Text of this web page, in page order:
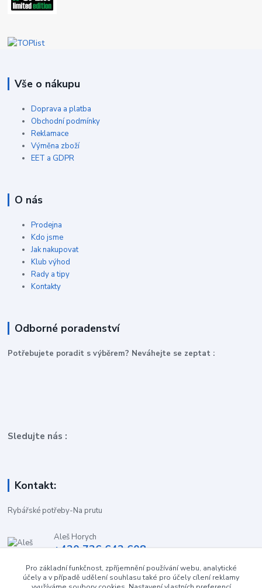
Vše o nákupu
Doprava a platba
Obchodní podmínky
Reklamace
Výměna zboží
EET a GDPR
O nás
Prodejna
Kdo jsme
Jak nakupovat
Klub výhod
Rady a tipy
Kontakty
Odborné poradenství
Potřebujete poradit s výběrem? Neváhejte se zeptat :
Sledujte nás :
Kontakt:
Rybářské potřeby-Na prutu
Aleš Horych
+420 736 642 608
obchod-naprutu@seznam.cz
Pro základní funkčnost, zpříjemnění používání webu, analytické
účely a v případě udělení souhlasu také pro účely cílení reklamy